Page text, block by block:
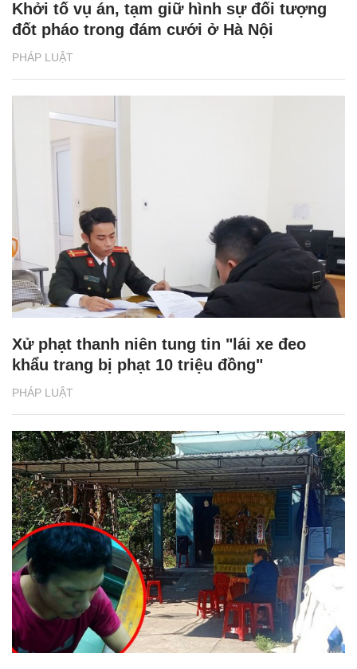
PHÁP LUẬT
Khởi tố vụ án, tạm giữ hình sự đối tượng
đốt pháo trong đám cưới ở Hà Nội
PHÁP LUẬT
Xử phạt thanh niên tung tin "lái xe đeo
khẩu trang bị phạt 10 triệu đồng"